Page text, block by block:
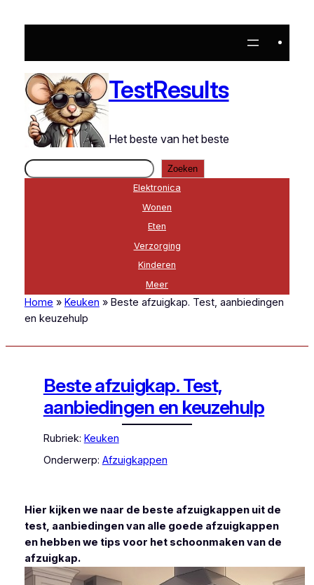
naar
inhoud
TestResults
Het beste van het beste
Zoeken
Zoeken
Elektronica
Wonen
Eten
Verzorging
Kinderen
Meer
Home » Keuken »Beste afzuigkap. Test, aanbiedingen
en keuzehulp
Beste afzuigkap. Test,
aanbiedingen en keuzehulp
Rubriek: Keuken
Onderwerp: Afzuigkappen
Hier kijken we naar de beste afzuigkappen uit de
test, aanbiedingen van alle goede afzuigkappen
en hebben we tips voor het schoonmaken van de
afzuigkap.